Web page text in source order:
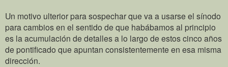
Un motivo ulterior para sospechar que va a usarse el sínodo
para cambios en el sentido de que habábamos al principio
es la acumulación de detalles a lo largo de estos cinco años
de pontificado que apuntan consistentemente en esa misma
dirección.